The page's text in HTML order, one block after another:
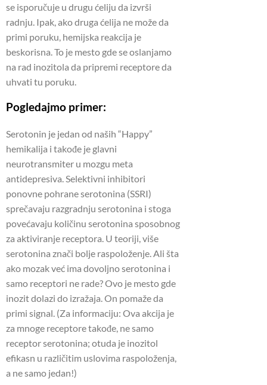
se isporučuje u drugu ćeliju da izvrši
radnju. Ipak, ako druga ćelija ne može da
primi poruku, hemijska reakcija je
beskorisna. To je mesto gde se oslanjamo
na rad inozitola da pripremi receptore da
uhvati tu poruku.
Pogledajmo primer:
Serotonin je jedan od naših “Happy”
hemikalija i takođe je glavni
neurotransmiter u mozgu meta
antidepresiva. Selektivni inhibitori
ponovne pohrane serotonina (SSRI)
sprečavaju razgradnju serotonina i stoga
povećavaju količinu serotonina sposobnog
za aktiviranje receptora. U teoriji, više
serotonina znači bolje raspoloženje. Ali šta
ako mozak već ima dovoljno serotonina i
samo receptori ne rade? Ovo je mesto gde
inozit dolazi do izražaja. On pomaže da
primi signal. (Za informaciju: Ova akcija je
za mnoge receptore takođe, ne samo
receptor serotonina; otuda je inozitol
efikasn u različitim uslovima raspoloženja,
a ne samo jedan!)